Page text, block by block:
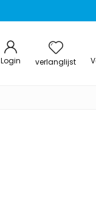
Login verlanglijst